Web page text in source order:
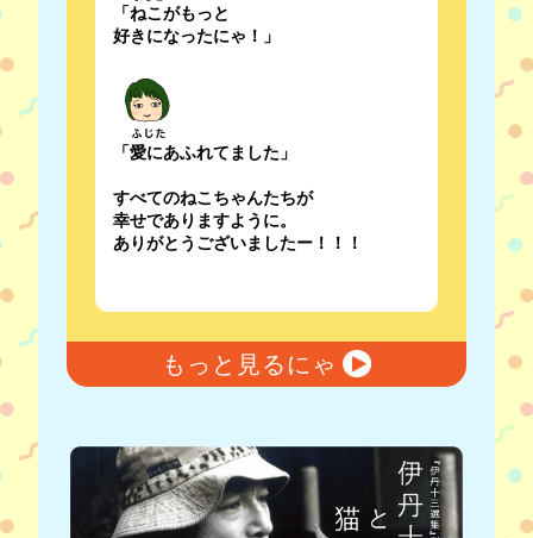
「ねこがもっと
好きになったにゃ！」
「愛にあふれてました」
すべてのねこちゃんたちが
幸せでありますように。
ありがとうございましたー！！！
もっと見るにゃ